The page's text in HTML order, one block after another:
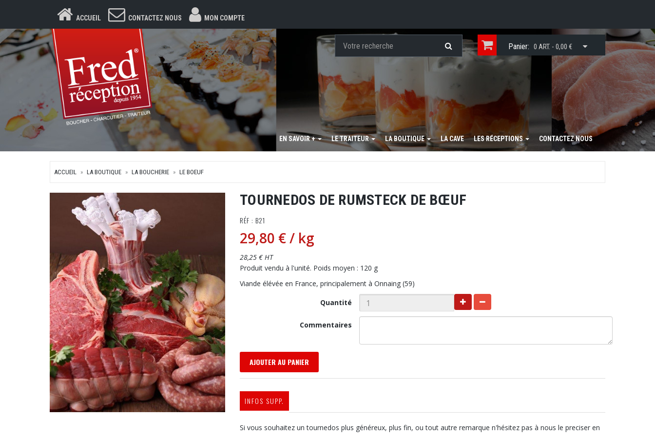
ACCUEIL CONTACTEZ NOUS MON COMPTE
Panier: 0 ART. - 0,00 €
EN SAVOIR + LE TRAITEUR LA BOUTIQUE LA CAVE LES RÉCEPTIONS CONTACTEZ NOUS
ACCUEIL LA BOUTIQUE LA BOUCHERIE LE BOEUF
TOURNEDOS DE RUMSTECK DE BŒUF
RÉF : B21
29,80 €/ kg
28,25 € HT
Produit vendu à l'unité. Poids moyen : 120 g
Viande élévée en France, principalement à Onnaing (59)
Quantité
Commentaires
AJOUTER AU PANIER
INFOS SUPP.
Si vous souhaitez un tournedos plus généreux, plus fin, ou tout autre remarque n'hésitez pas à nous le preciser en